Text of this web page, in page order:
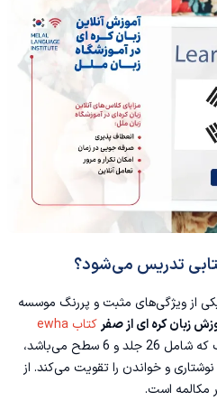
تدریس می‌شود؟
از ویژگی‌های مثبت و پررنگ موسسه
زبان کره ای از صفر
کتاب ewha
را انتخاب کرده‌ایم. این کتاب که شامل 26 جلد و 6 سطح می‌باشد،
و خواندن را تقویت می‌کند. از
مکالمه است.